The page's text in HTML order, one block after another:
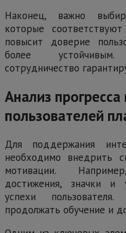
Наконец, важно
которые
повысит доверие
более
сотрудничество
Анализ
пользователей
Для поддержания
необходимо внедрить
мотивации.
достижения, значки и
успехи
продолжать обучение и